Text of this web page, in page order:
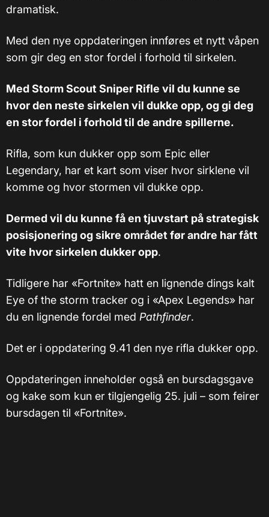
dramatisk.
Med den nye oppdateringen innføres et nytt våpen
som gir deg en stor fordel i forhold til sirkelen.
Med Storm Scout Sniper Rifle vil du kunne se
hvor den neste sirkelen vil dukke opp, og gi deg
en stor fordel i forhold til de andre spillerne.
Rifla, som kun dukker opp som Epic eller
Legendary, har et kart som viser hvor sirklene vil
komme og hvor stormen vil dukke opp.
Dermed vil du kunne få en tjuvstart på strategisk
posisjonering og sikre området før andre har fått
vite hvor sirkelen dukker opp.
Tidligere har «Fortnite» hatt en lignende dings kalt
Eye of the storm tracker og i «Apex Legends» har
du en lignende fordel med Pathfinder.
Det er i oppdatering 9.41 den nye rifla dukker opp.
Oppdateringen inneholder også en bursdagsgave
og kake som kun er tilgjengelig 25. juli – som feirer
bursdagen til «Fortnite».